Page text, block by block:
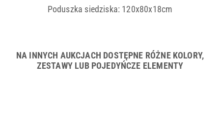
Poduszka siedziska: 120x80x18cm
NA INNYCH AUKCJACH DOSTĘPNE RÓŻNE KOLORY,
ZESTAWY LUB POJEDYŃCZE ELEMENTY